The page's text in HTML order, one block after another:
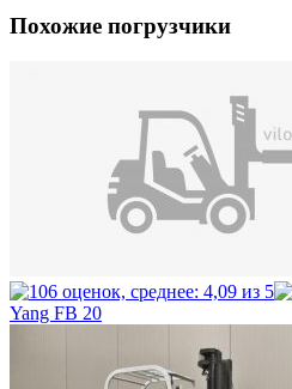
Похожие погрузчики
Yang FB 20